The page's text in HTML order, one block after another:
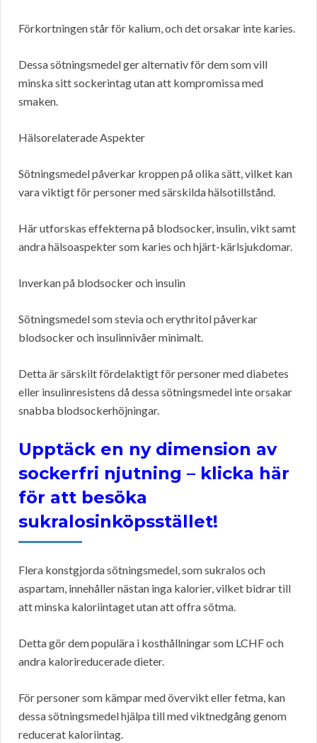
Förkortningen står för kalium, och det orsakar inte karies.
Dessa sötningsmedel ger alternativ för dem som vill
minska sitt sockerintag utan att kompromissa med
smaken.
Hälsorelaterade Aspekter
Sötningsmedel påverkar kroppen på olika sätt, vilket kan
vara viktigt för personer med särskilda hälsotillstånd.
Här utforskas effekterna på blodsocker, insulin, vikt samt
andra hälsoaspekter som karies och hjärt-kärlsjukdomar.
Inverkan på blodsocker och insulin
Sötningsmedel som stevia och erythritol påverkar
blodsocker och insulinnivåer minimalt.
Detta är särskilt fördelaktigt för personer med diabetes
eller insulinresistens då dessa sötningsmedel inte orsakar
snabba blodsockerhöjningar.
Upptäck en ny dimension av
sockerfri njutning – klicka här
för att besöka
sukralosinköpsstället!
Flera konstgjorda sötningsmedel, som sukralos och
aspartam, innehåller nästan inga kalorier, vilket bidrar till
att minska kaloriintaget utan att offra sötma.
Detta gör dem populära i kosthållningar som LCHF och
andra kalorireducerade dieter.
För personer som kämpar med övervikt eller fetma, kan
dessa sötningsmedel hjälpa till med viktnedgång genom
reducerat kaloriintag.